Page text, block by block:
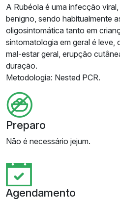
A Rubéola é uma infecção
benigno, sendo habitualmente
oligosintomática tanto em
sintomatologia em geral é leve,
mal-estar geral, erupção
duração.
Metodologia: Nested PCR.
Preparo
Não é necessário jejum.
Agendamento